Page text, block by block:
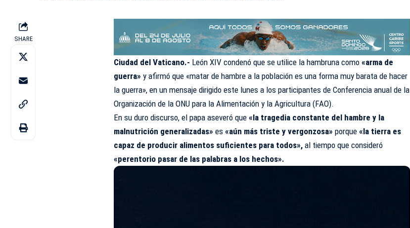
SHARE
Ciudad del Vaticano.- León XIV condenó que se utilice la hambruna como«arma de
guerra» y afirmó que «matar de hambre a la población es una forma muy barata de hacer
la guerra», en un mensaje dirigido este lunes a los participantes de Conferencia anual de la
Organización de laONUpara la Alimentación y la Agricultura (FAO).
En su duro discurso, el papa aseveró que«la tragedia constante del hambre y la
malnutrición generalizadas»es«aún más triste y vergonzosa» porque«la tierra es
capaz de producir alimentos suficientes para todos»,al tiempo que consideró
«perentorio pasar de las palabras a los hechos».